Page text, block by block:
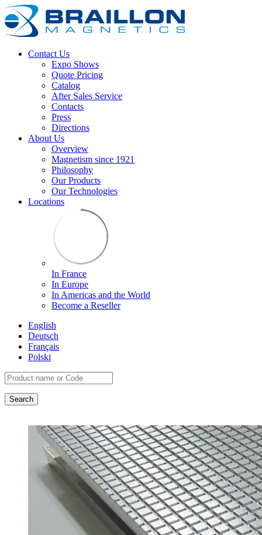
Contact Us
Expo Shows
Quote Pricing
Catalog
After Sales Service
Contacts
Press
Directions
About Us
Overview
Magnetism since 1921
Philosophy
Our Products
Our Technologies
Locations
In France
In Europe
In Americas and the World
Become a Reseller
English
Deutsch
Français
Polski